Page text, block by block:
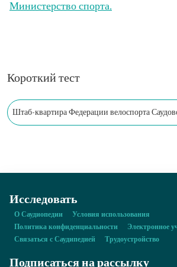
Министерство спорта.
Короткий тест
Штаб-квартира Федерации велоспорта
Исследовать
О Саудиопедии
Условия использования
Политика конфиденциальности
Электронное
Связаться с Саудипедией
Трудоустройство
Подписаться на рассылку